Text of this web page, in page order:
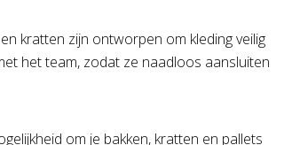
kratten zijn ontworpen om kleding veilig
het team, zodat ze naadloos aansluiten
om je bakken, kratten en pallets